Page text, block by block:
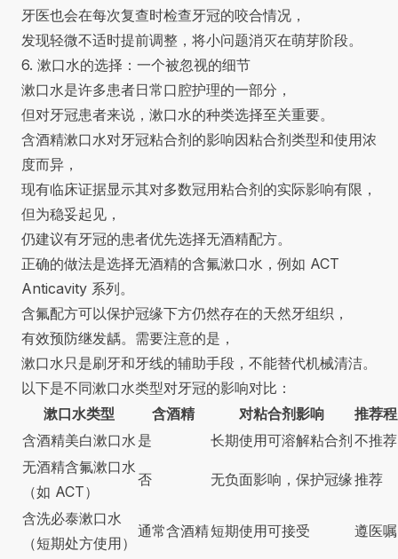
牙医也会在每次复查时检查牙冠的咬合情况，
发现轻微不适时提前调整，将小问题消灭在萌芽阶段。
6. 漱口水的选择：一个被忽视的细节
漱口水是许多患者日常口腔护理的一部分，
但对牙冠患者来说，漱口水的种类选择至关重要。
含酒精漱口水对牙冠粘合剂的影响因粘合剂类型和使用浓
度而异，
现有临床证据显示其对多数冠用粘合剂的实际影响有限，
但为稳妥起见，
仍建议有牙冠的患者优先选择无酒精配方。
正确的做法是选择无酒精的含氟漱口水，例如 ACT
Anticavity 系列。
含氟配方可以保护冠缘下方仍然存在的天然牙组织，
有效预防继发龋。需要注意的是，
漱口水只是刷牙和牙线的辅助手段，不能替代机械清洁。
以下是不同漱口水类型对牙冠的影响对比：
漱口水类型
含酒精 对粘合剂影响
推荐
含酒精美白漱口水 是 长期使用可溶解粘合剂不推荐
无酒精含氟漱口水
（如 ACT）
否 无负面影响，保护冠缘推荐
含洗必泰漱口水
（短期处方使用）
通常含酒精短期使用可接受 遵医嘱